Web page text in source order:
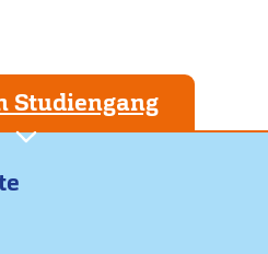
Studiengang